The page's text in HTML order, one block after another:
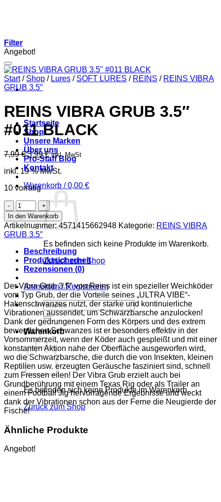
Startseite
Shop
Unsere Marken
Über uns
Pro-Staff Blog
Kontakt
Warenkorb /0,00 €
Es befinden sich keine Produkte im Warenkorb.
Zurück zum Shop
Anmelden / Registrieren
Suchen
nach:
Warenkorb
Es befinden sich keine Produkte im Warenkorb.
Zurück zum Shop
Filter
Angebot!
Start / Shop / Lures / SOFT LURES / REINS / REINS VIBRA
GRUB 3.5″
REINS VIBRA GRUB 3.5″
#011 BLACK
7,99€Ursprünglicher
Preis
war:
7,99 €
3,99€Aktueller
Preis
ist:
3,99 €.
inkl. MwSt
inkl. 19 % MwSt.
10 vorrätig
REINS
VIBRA
GRUB
3.5"
#011
BLACK
Menge
In den Warenkorb
Artikelnummer:4571415662948 Kategorie: REINS VIBRA
GRUB 3.5″
Beschreibung
Produktsicherheit
Rezensionen (0)
Der Vibra Grub 3.5″ von Reins ist ein spezieller Weichköder
vom Typ Grub, der die Vorteile seines „ULTRA VIBE“-
Hakenschwanzes nutzt, der starke und kontinuierliche
Vibrationen aussendet, um Schwarzbarsche anzulocken!
Dank der gedrungenen Form des Körpers und des extrem
beweglichen Schwanzes ist er besonders effektiv in der
Vorsommerzeit, wenn der Köder auch gespleißt und mit einer
konstanten Aktion nahe der Oberfläche ausgeworfen wird,
wo die Schwarzbarsche, die durch die von Insekten, kleinen
Reptilien usw. erzeugten Geräusche fasziniert sind, schnell
zum Fressen eilen! Der Vibra Grub erzielt auch bei
Grundberührung mit einem Texas Rig oder als Trailer an
einem Football Jig hervorragende Ergebnisse und weckt
dank der Vibrationen schon aus der Ferne die Neugierde der
Fische!
Ähnliche Produkte
Angebot!